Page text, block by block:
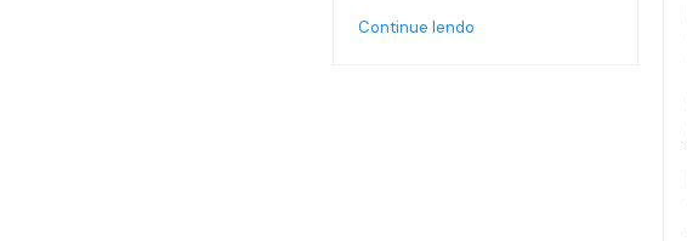
Continue lendo